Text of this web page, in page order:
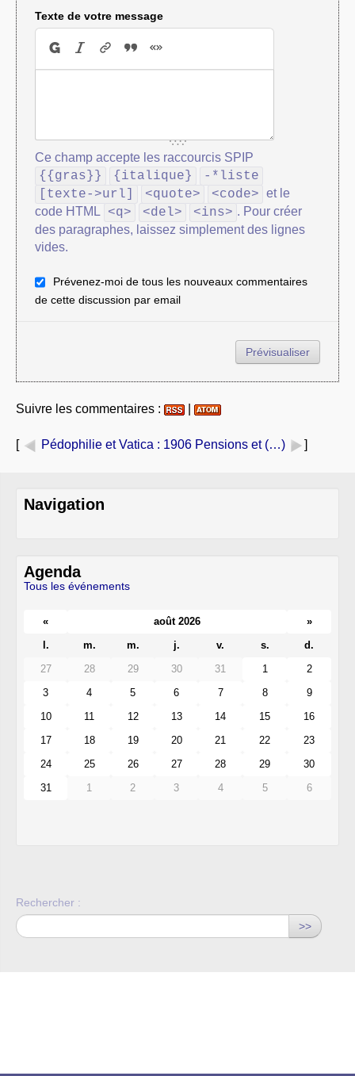
Texte de votre message
Ce champ accepte les raccourcis SPIP
{{gras}} {italique}
-*liste
[texte->url]
<quote> <code> et le
code HTML
<q> <del> <ins> . Pour créer
des paragraphes, laissez simplement des lignes
vides.
Prévenez-moi de tous les nouveaux commentaires
de cette discussion par email
Suivre les commentaires :
[ Pédophilie et Vatica : 1906 Pensions et (…) ]
Navigation
Agenda
Tous les événements
« août 2026
»
l.
m. m. j. v. s.
d.
27
28 29 30 31 1
2
3
4 5 6 7 8
9
10
11 12 13 14 15
16
17
18 19 20 21 22
23
24
25 26 27 28 29
30
31
1 2 3 4 5 6
Rechercher :
>>